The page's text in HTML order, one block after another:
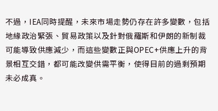
不過，IEA同時提醒，未來市場走勢仍存在許多變數，包括
地緣政治緊張、貿易政策以及針對俄羅斯和伊朗的新制裁
可能導致供應減少，而這些變數正與OPEC+供應上升的背
景相互交錯，都可能改變供需平衡，使得目前的過剩預期
未必成真。